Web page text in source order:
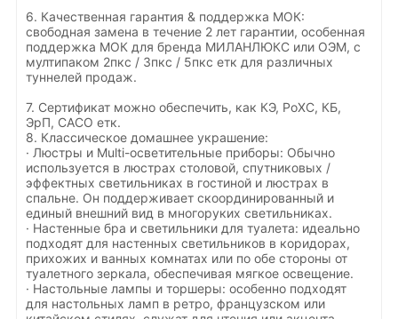
6. Качественная гарантия & поддержка МОК:
свободная замена в течение 2 лет гарантии, особенная
поддержка МОК для бренда МИЛАНЛЮКС или ОЭМ, с
мултипаком 2пкс / 3пкс / 5пкс етк для различных
туннелей продаж.
7. Сертификат можно обеспечить, как КЭ, РоХС, КБ,
ЭрП, САСО етк.
8. Классическое домашнее украшение:
· Люстры и Multi-осветительные приборы: Обычно
используется в люстрах столовой, спутниковых /
эффектных светильниках в гостиной и люстрах в
спальне. Он поддерживает скоординированный и
единый внешний вид в многоруких светильниках.
· Настенные бра и светильники для туалета: идеально
подходят для настенных светильников в коридорах,
прихожих и ванных комнатах или по обе стороны от
туалетного зеркала, обеспечивая мягкое освещение.
· Настольные лампы и торшеры: особенно подходят
для настольных ламп в ретро, французском или